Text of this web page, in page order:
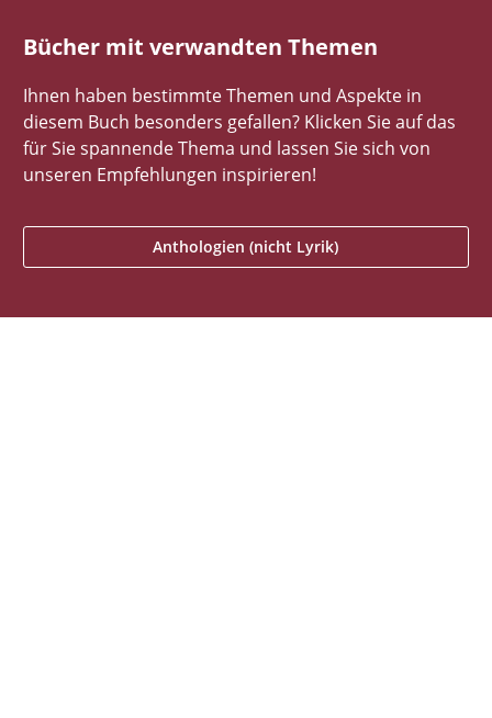
Bücher mit verwandten Themen
Ihnen haben bestimmte Themen und Aspekte in
diesem Buch besonders gefallen? Klicken Sie auf das
für Sie spannende Thema und lassen Sie sich von
unseren Empfehlungen inspirieren!
Anthologien (nicht Lyrik)